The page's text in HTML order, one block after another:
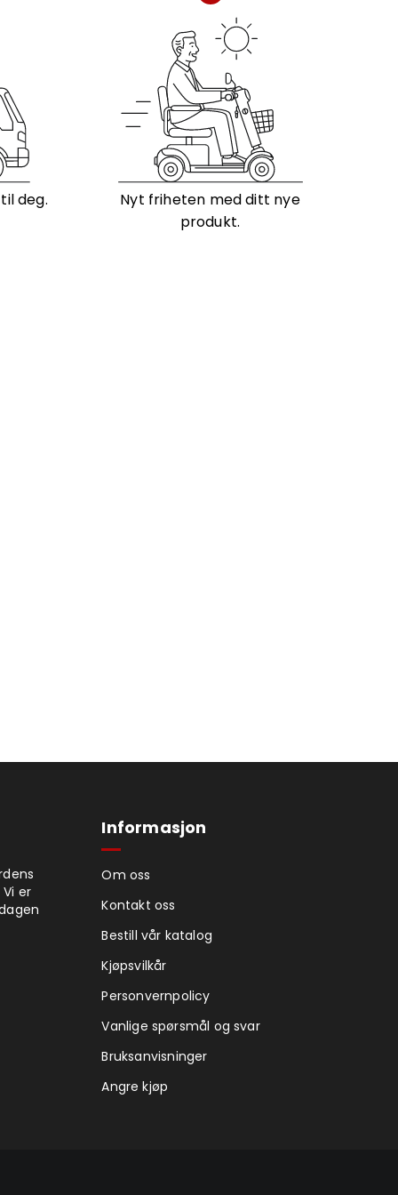
deg.
Nyt friheten med ditt nye
produkt.
er
Informasjon
Om oss
Kontakt oss
Bestill vår katalog
Kjøpsvilkår
Personvernpolicy
Vanlige spørsmål og svar
Bruksanvisninger
Angre kjøp